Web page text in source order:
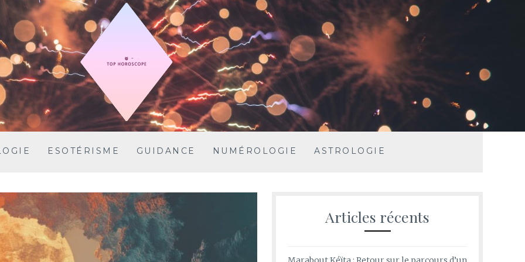
ESOTÉRISME GUIDANCE NUMÉROLOGIE ASTROLOGIE
Articles récents